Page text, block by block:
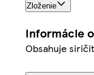
Zloženie
Informácie
Obsahuje